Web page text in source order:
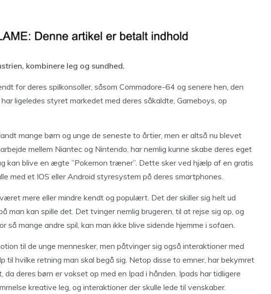
kombinere leg og sundhed.
for deres spilkonsoller, såsom Commadore-64 og senere hen, den
ligeledes styret markedet med deres såkaldte, Gameboys, op
mange børn og unge de seneste to årtier, men er altså nu blevet
mellem Niantec og Nintendo, har nemlig kunne skabe deres eget
kan blive en ægte ”Pokemon træner”. Dette sker ved hjælp af en gratis
med et IOS eller Android styresystem på deres smartphones.
mere eller mindre kendt og populært. Det der skiller sig helt ud
man kan spille det. Det tvinger nemlig brugeren, til at rejse sig op, og
så mange andre spil, kan man ikke blive sidende hjemme i sofaen.
til de unge mennesker, men påtvinger sig også interaktioner med
til hvilke retning man skal begå sig. Netop disse to emner, har bekymret
deres børn er vokset op med en Ipad i hånden. Ipads har tidligere
kreative leg, og interaktioner der skulle lede til venskaber.